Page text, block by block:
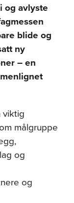
og avlyste
blide og
ny
– en
viktig
målgruppe
og
og